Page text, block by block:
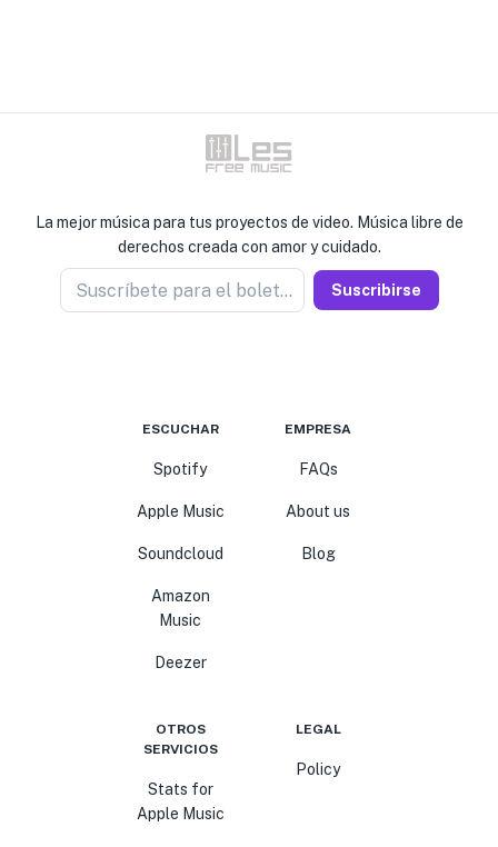
La mejor música para tus proyectos de video. Música libre de
derechos creada con amor y cuidado.
Suscríbete para el boletín Suscribirse
ESCUCHAR
Spotify
Apple Music
Soundcloud
Amazon
Music
Deezer
EMPRESA
FAQs
About us
Blog
OTROS
SERVICIOS
Stats for
Apple Music
LEGAL
Policy